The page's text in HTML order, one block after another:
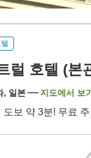
럴 호텔 (본
, 일본 지도에서 보기
보 약 3분! 무료